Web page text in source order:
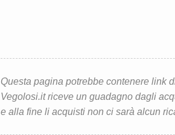
Questa pagina potrebbe contenere link
Vegolosi.it riceve un guadagno dagli
e alla fine li acquisti non ci sarà alcun